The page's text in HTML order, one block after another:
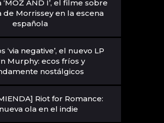
AND I’, el filme sobre
de Morrissey en la escena
española
‘via negative’, el nuevo LP
Murphy: ecos fríos y
nostálgicos
Riot for Romance:
ola en el indie